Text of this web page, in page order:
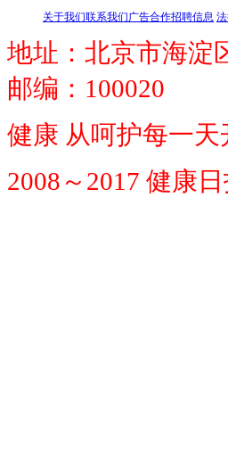
关于我们联系我们广告合作招聘信息
地址：北京市海淀
邮编：100020
健康 从呵护每一
2008～2017 健康